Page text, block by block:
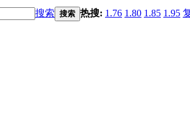
搜索 搜索 热搜: 1.76 1.80 1.85 1.95